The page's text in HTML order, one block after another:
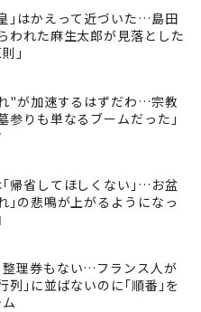
｣はかえって近づいた…島田
われた麻生太郎が見落とした
｣
"が加速するはずだわ…宗教
参りも単なるブームだった｣
帰省してほしくない｣…お盆
｣の悲鳴が上がるようになっ
理券もない…フランス人が
列｣に並ばないのに｢順番｣を